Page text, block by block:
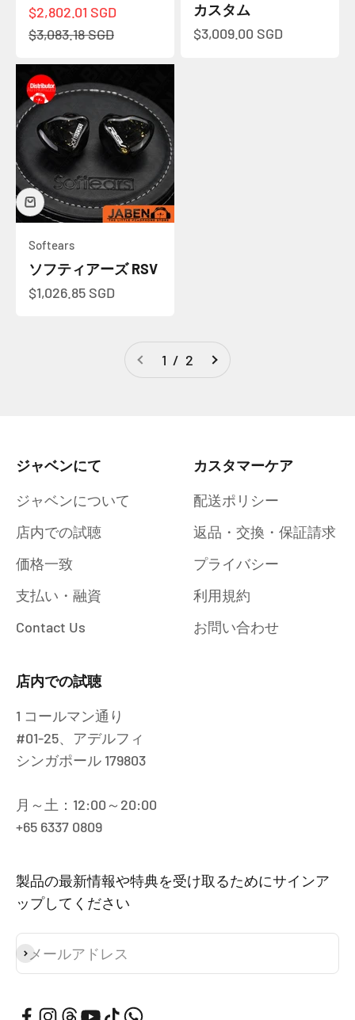
セール価格
$2,802.01 SGD
通常価格
$3,083.18 SGD
カスタム
セール価格
$3,009.00 SGD
Softears
ソフティアーズ RSV
セール価格
$1,026.85 SGD
1 / 2
ジャベンにて
ジャベンについて
店内での試聴
価格一致
支払い・融資
Contact Us
カスタマーケア
配送ポリシー
返品・交換・保証請求
プライバシー
利用規約
お問い合わせ
店内での試聴
1 コールマン通り
#01-25、アデルフィ
シンガポール 179803
月～土：12:00～20:00
+65 6337 0809
製品の最新情報や特典を受け取るためにサインア
ップしてください
メールアドレス
登録